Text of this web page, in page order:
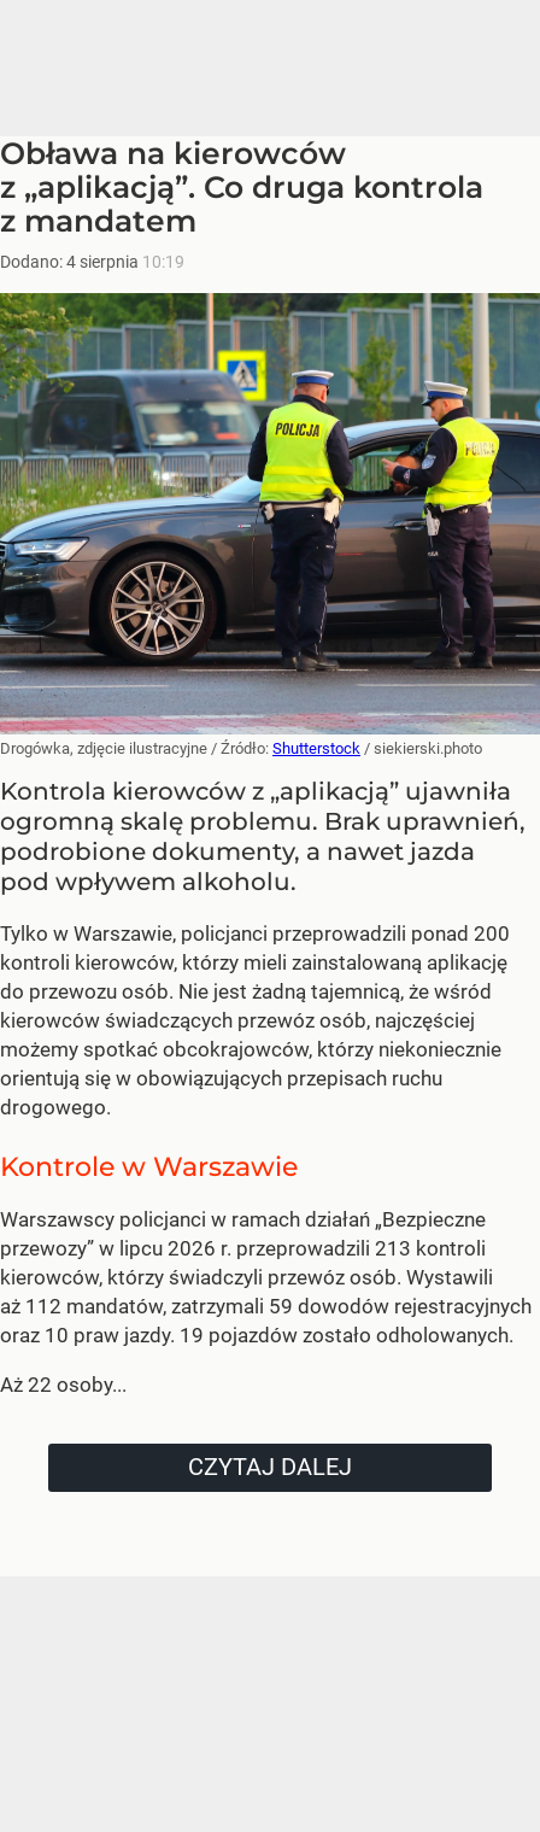
Obława na kierowców
z „aplikacją”. Co druga kontrola
z mandatem
Dodano:4 sierpnia 10:19
Drogówka, zdjęcie ilustracyjne / Źródło: Shutterstock / siekierski.photo
Kontrola kierowców z „aplikacją” ujawniła
ogromną skalę problemu. Brak uprawnień,
podrobione dokumenty, a nawet jazda
pod wpływem alkoholu.
Tylko w Warszawie, policjanci przeprowadzili ponad 200
kontroli kierowców, którzy mieli zainstalowaną aplikację
do przewozu osób. Nie jest żadną tajemnicą, że wśród
kierowców świadczących przewóz osób, najczęściej
możemy spotkać obcokrajowców, którzy niekoniecznie
orientują się w obowiązujących przepisach ruchu
drogowego.
Kontrole w Warszawie
Warszawscy policjanci w ramach działań „Bezpieczne
przewozy” w lipcu 2026 r. przeprowadzili 213 kontroli
kierowców, którzy świadczyli przewóz osób. Wystawili
aż 112 mandatów, zatrzymali 59 dowodów rejestracyjnych
oraz 10 praw jazdy. 19 pojazdów zostało odholowanych.
Aż 22 osoby...
CZYTAJ DALEJ